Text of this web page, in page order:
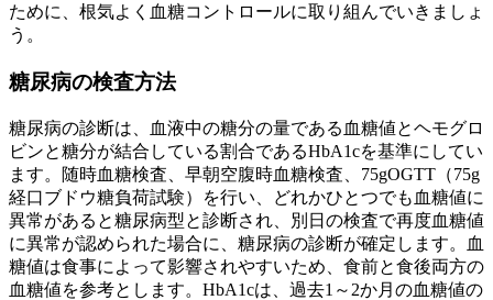
ために、根気よく血糖コントロールに取り組んでいきましょ
う。
糖尿病の検査方法
糖尿病の診断は、血液中の糖分の量である血糖値とヘモグロ
ビンと糖分が結合している割合であるHbA1cを基準にしてい
ます。随時血糖検査、早朝空腹時血糖検査、75gOGTT（75g
経口ブドウ糖負荷試験）を行い、どれかひとつでも血糖値に
異常があると糖尿病型と診断され、別日の検査で再度血糖値
に異常が認められた場合に、糖尿病の診断が確定します。血
糖値は食事によって影響されやすいため、食前と食後両方の
血糖値を参考とします。HbA1cは、過去1～2か月の血糖値の